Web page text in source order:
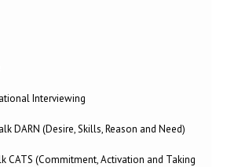
Interviewing
DARN (Desire, Skills, Reason and Need)
CATS (Commitment, Activation and Taking